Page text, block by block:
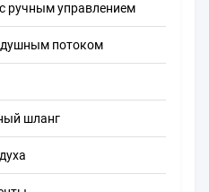
ручным управлением
потоком
шланг